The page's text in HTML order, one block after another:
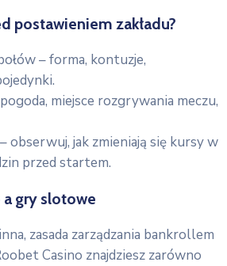
postawieniem zakładu?
– forma, kontuzje,
miejsce rozgrywania meczu,
obserwuj, jak zmieniają się kursy w
przed startem.
a gry slotowe
zasada zarządzania bankrollem
Casino znajdziesz zarówno